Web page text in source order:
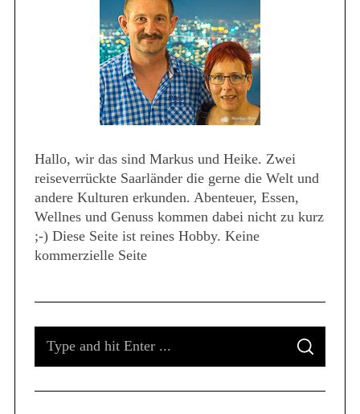
Hallo, wir das sind Markus und Heike. Zwei
reiseverrückte Saarländer die gerne die Welt und
andere Kulturen erkunden. Abenteuer, Essen,
Wellnes und Genuss kommen dabei nicht zu kurz
;-) Diese Seite ist reines Hobby. Keine
kommerzielle Seite
r
S
A
C